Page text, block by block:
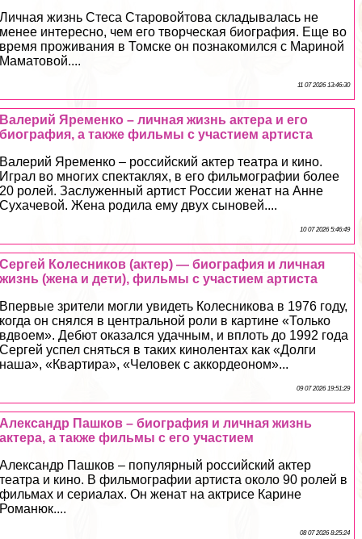
Личная жизнь Стеса Старовойтова складывалась не
менее интересно, чем его творческая биография. Еще во
время проживания в Томске он познакомился с Мариной
Маматовой....
11 07 2026 13:46:30
Валерий Яременко – личная жизнь актера и его
биография, а также фильмы с участием артиста
Валерий Яременко – российский актер театра и кино.
Играл во многих спектаклях, в его фильмографии более
20 ролей. Заслуженный артист России женат на Анне
Сухачевой. Жена родила ему двух сыновей....
10 07 2026 5:46:49
Сергeй Колесников (актер) — биография и личная
жизнь (жена и дети), фильмы с участием артиста
Впервые зрители могли увидеть Колесникова в 1976 году,
когда он снялся в центральной роли в картине «Только
вдвоем». Дебют оказался удачным, и вплоть до 1992 года
Сергeй успел сняться в таких кинолентах как «Долги
наша», «Квартира», «Человек с аккордеоном»...
09 07 2026 19:51:29
Александр Пашков – биография и личная жизнь
актера, а также фильмы с его участием
Александр Пашков – популярный российский актер
театра и кино. В фильмографии артиста около 90 ролей в
фильмах и сериалах. Он женат на актрисе Карине
Романюк....
08 07 2026 8:25:24